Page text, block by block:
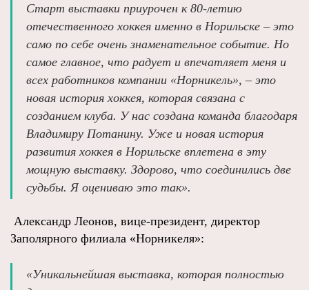
Старт выставки приурочен к 80‑летию
отечественного хоккея именно в Норильске – это
само по себе очень знаменательное событие. Но
самое главное, что радует и впечатляет меня и
всех работников компании «Норникель», – это
новая история хоккея, которая связана с
созданием клуба. У нас создана команда благодаря
Владимиру Потанину. Уже и новая история
развития хоккея в Норильске вплетена в эту
мощную выставку. Здорово, что соединились две
судьбы. Я оцениваю это так».
Александр Леонов, вице‑президент, директор
Заполярного филиала «Норникеля»:
«Уникальнейшая выставка, которая полностью